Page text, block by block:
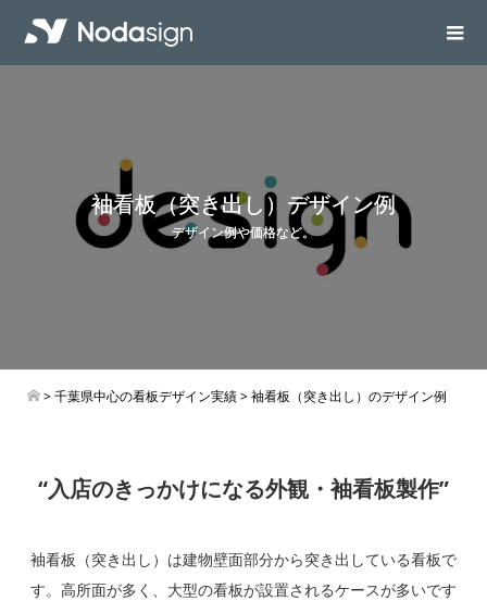
袖看板（突き出し）デザイン例
デザイン例や価格など。
>千葉県中心の看板デザイン実績> 袖看板（突き出し）のデザイン例
“入店のきっかけになる外観・袖看板製作”
袖看板（突き出し）は建物壁面部分から突き出している看板で
す。高所面が多く、大型の看板が設置されるケースが多いです